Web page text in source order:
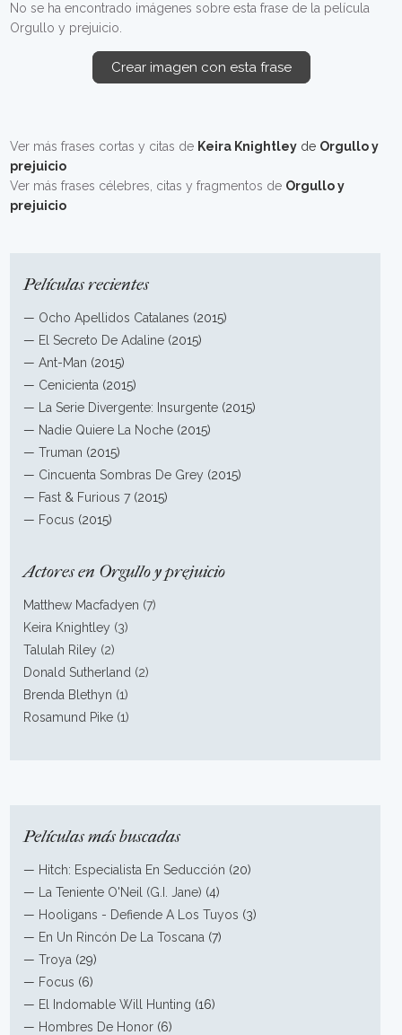
No se ha encontrado imágenes sobre esta frase de la película
Orgullo y prejuicio.
Crear imagen con esta frase
Ver más frases cortas y citas de Keira Knightley de Orgullo y
prejuicio
Ver más frases célebres, citas y fragmentos de Orgullo y
prejuicio
Películas recientes
— Ocho Apellidos Catalanes (2015)
— El Secreto De Adaline (2015)
—Ant-Man (2015)
— Cenicienta (2015)
—
La Serie Divergente: Insurgente (2015)
— Nadie Quiere La Noche (2015)
—Truman (2015)
— Cincuenta Sombras De Grey (2015)
— Fast & Furious 7 (2015)
— Focus (2015)
Actores en Orgullo y prejuicio
Matthew Macfadyen (7)
Keira Knightley (3)
Talulah Riley (2)
Donald Sutherland (2)
Brenda Blethyn (1)
Rosamund Pike (1)
Películas más buscadas
— Hitch: Especialista En Seducción (20)
—
La Teniente O'Neil (G.I. Jane) (4)
— Hooligans - Defiende A Los Tuyos (3)
— En Un Rincón De La Toscana (7)
—Troya (29)
— Focus (6)
— El Indomable Will Hunting (16)
— Hombres De Honor (6)